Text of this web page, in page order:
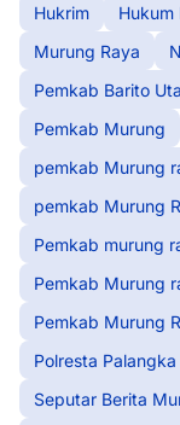
Hukrim
Hukum
Murung Raya
Pemkab Barito
Pemkab Murung
pemkab Murung
pemkab Murung
Pemkab murung
Pemkab Murung
Pemkab Murung
Polresta Palangka
Seputar Berita